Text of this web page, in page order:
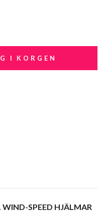
I KORGEN
SPEED HJÄLMAR